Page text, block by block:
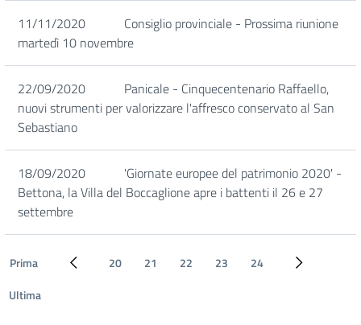
11/11/2020
Consiglio provinciale - Prossima riunione
martedì 10 novembre
22/09/2020
Panicale - Cinquecentenario Raffaello,
nuovi strumenti per valorizzare l'affresco conservato al San
Sebastiano
18/09/2020
'Giornate europee del patrimonio 2020' -
Bettona, la Villa del Boccaglione apre i battenti il 26 e 27
settembre
Prima Pagina precedente
20 21 22 23 24
Pagina
Ultima